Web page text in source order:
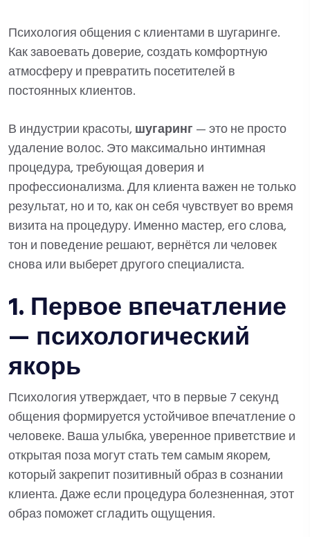
Психология общения с клиентами в шугаринге.
Как завоевать доверие, создать комфортную
атмосферу и превратить посетителей в
постоянных клиентов.
В индустрии красоты,шугаринг — это не просто
удаление волос. Это максимально интимная
процедура, требующая доверия и
профессионализма. Для клиента важен не только
результат, но и то, как он себя чувствует во время
визита на процедуру. Именно мастер, его слова,
тон и поведение решают, вернётся ли человек
снова или выберет другого специалиста.
1. Первое впечатление
— психологический
якорь
Психология утверждает, что в первые 7 секунд
общения формируется устойчивое впечатление о
человеке. Ваша улыбка, уверенное приветствие и
открытая поза могут стать тем самым якорем,
который закрепит позитивный образ в сознании
клиента. Даже если процедура болезненная, этот
образ поможет сгладить ощущения.